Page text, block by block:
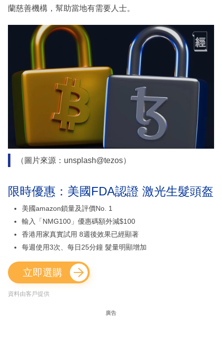
蘭慈善機構，幫助當地有需要人士。
（圖片來源：unsplash@tezos）
限時優惠：美國FDA認證 激光生髮頭盔
美國amazon鎖量及評價No. 1
輸入「NMG100」優惠碼額外減$100
香港用家真實試用 8週後效果已經顯著
每週使用3次、每日25分鐘 髮量明顯增加
立即選購
資料由客戶提供
廣告